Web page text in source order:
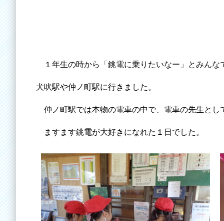
１年生の時から「銚電に乗りたいなー」とみんな
犬吠駅や仲ノ町駅に行きました。
仲ノ町駅では本物の電車の中で、電車の先生とし
ますます銚電が大好きになれた１日でした。